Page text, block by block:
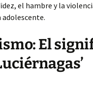
el hambre y la
adolescente.
El